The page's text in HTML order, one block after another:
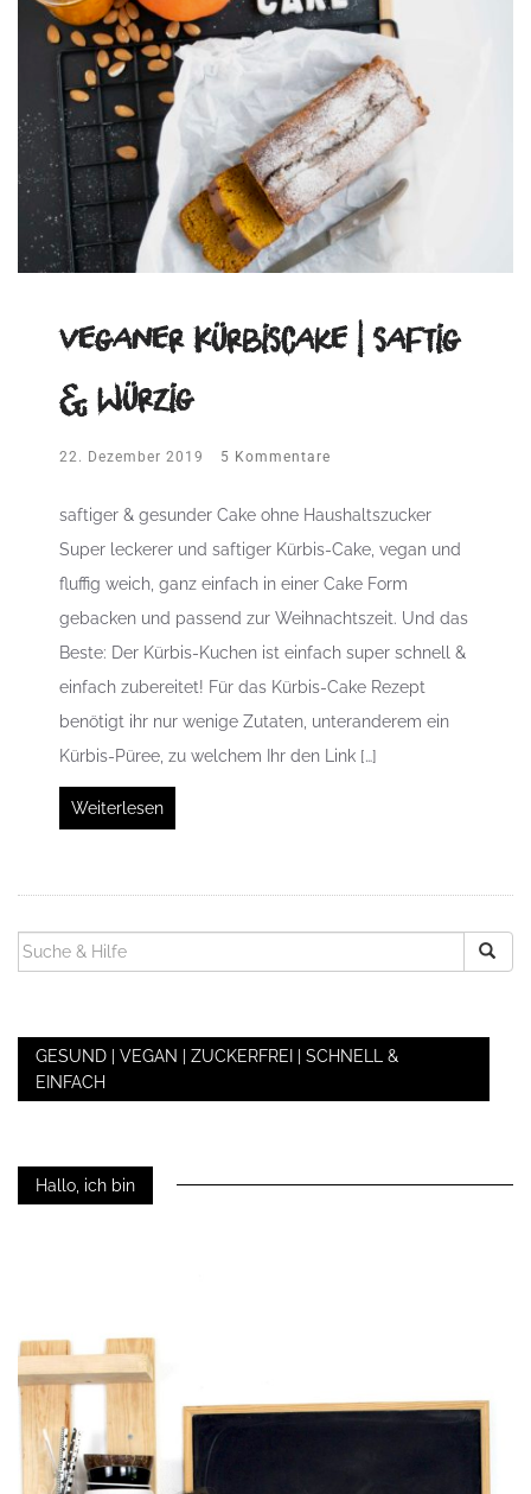
veganer Kürbiscake | saftig
& würzig
22. Dezember 2019 5 Kommentare
saftiger & gesunder Cake ohne Haushaltszucker
Super leckerer und saftiger Kürbis-Cake, vegan und
fluffig weich, ganz einfach in einer Cake Form
gebacken und passend zur Weihnachtszeit. Und das
Beste: Der Kürbis-Kuchen ist einfach super schnell &
einfach zubereitet! Für das Kürbis-Cake Rezept
benötigt ihr nur wenige Zutaten, unteranderem ein
Kürbis-Püree, zu welchem Ihr den Link […]
Weiterlesen
SUCHEN
NACH:
GESUND | VEGAN | ZUCKERFREI | SCHNELL &
EINFACH
Hallo, ich bin